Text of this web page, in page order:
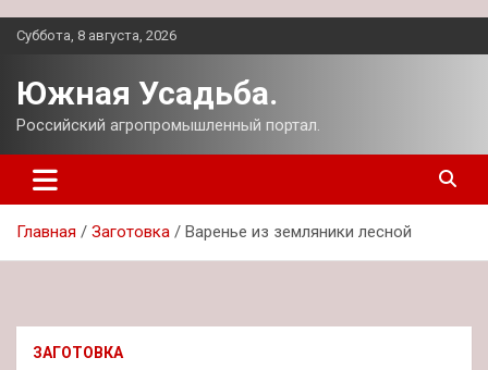
Перейти
Суббота, 8 августа, 2026
Южная Усадьба.
Российский агропромышленный портал.
Главная Заготовка Варенье из земляники лесной
ЗАГОТОВКА